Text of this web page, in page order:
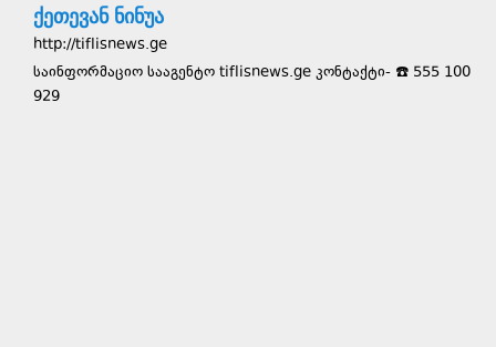
ქეთევან ნინუა
http://tiflisnews.ge
საინფორმაციო სააგენტო tiflisnews.ge კონტაქტი- ☎️ 555 100
929